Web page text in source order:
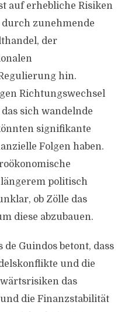
auf erhebliche Risiken
zunehmende
der
hin.
Richtungswechsel
sich wandelnde
signifikante
Folgen haben.
politisch
ob Zölle das
diese abzubauen.
Guindos betont, dass
und die
das
die Finanzstabilität